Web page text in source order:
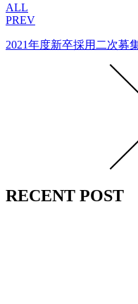
ALL
PREV
2021年度新卒採用二次募
RECENT POST